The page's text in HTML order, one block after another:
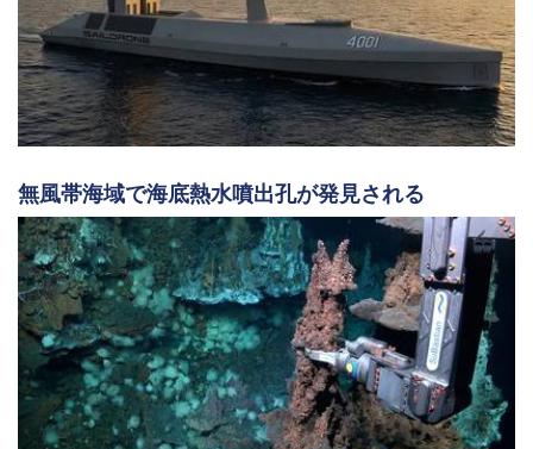
無風帯海域で海底熱水噴出孔が発見される